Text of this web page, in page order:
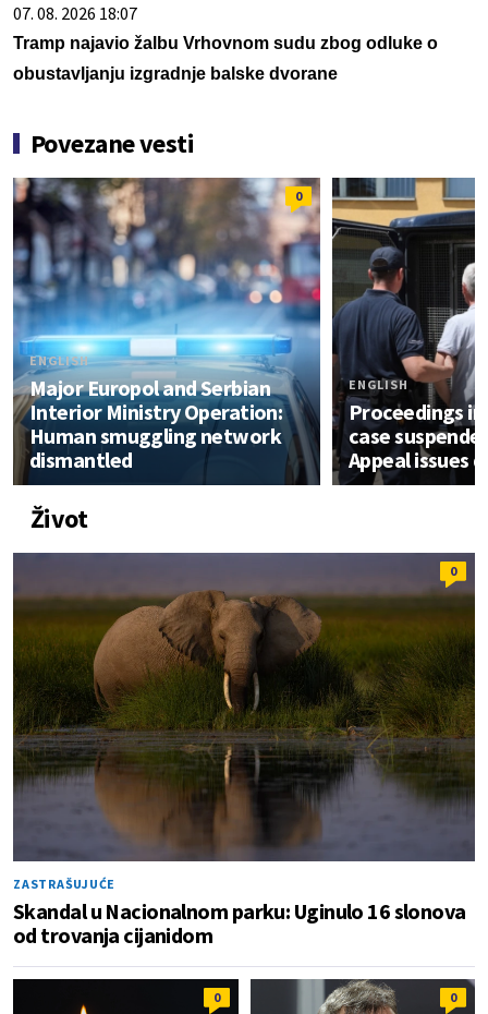
07. 08. 2026 18:07
Tramp najavio žalbu Vrhovnom sudu zbog odluke o
obustavljanju izgradnje balske dvorane
Povezane vesti
0
ENGLISH
Major Europol and Serbian
Interior Ministry Operation:
Human smuggling network
dismantled
ENGLISH
Proceedings
case
Appeal issues
Život
0
ZASTRAŠUJUĆE
Skandal u Nacionalnom parku: Uginulo 16 slonova
od trovanja cijanidom
0 0